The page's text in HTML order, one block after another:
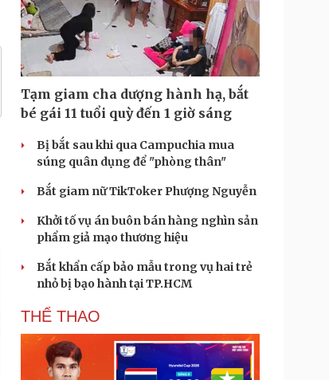
Tạm giam cha dượng hành hạ, bắt
bé gái 11 tuổi quỳ đến 1 giờ sáng
Bị bắt sau khi qua Campuchia mua
súng quân dụng để "phòng thân"
Bắt giam nữ TikToker Phượng Nguyễn
Khởi tố vụ án buôn bán hàng nghìn sản
phẩm giả mạo thương hiệu
Bắt khẩn cấp bảo mẫu trong vụ hai trẻ
nhỏ bị bạo hành tại TP.HCM
THỂ THAO